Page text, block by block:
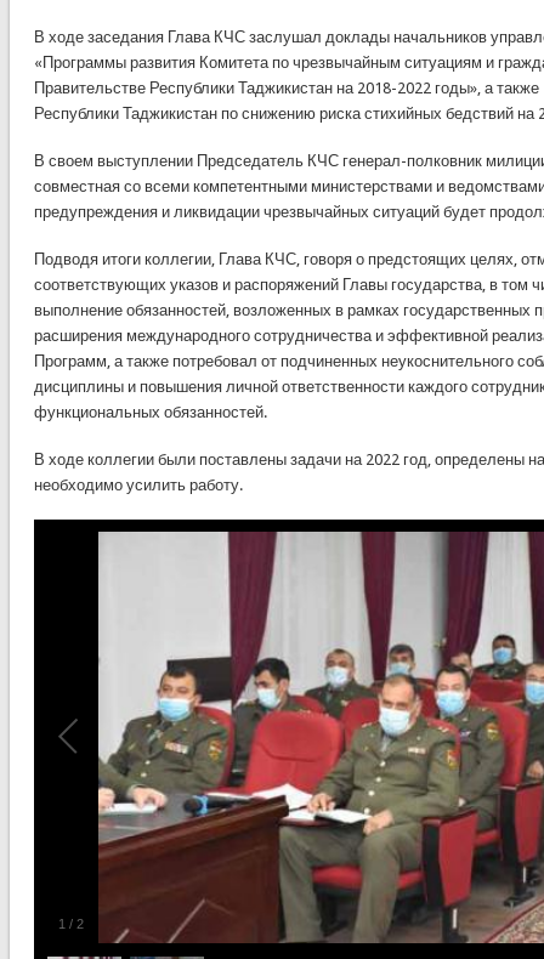
В ходе заседания Глава КЧС заслушал доклады начальников
«Программы развития Комитета по чрезвычайным ситуациям и
Правительстве Республики Таджикистан на 2018-2022 годы», а
Республики Таджикистан по снижению риска стихийных бедствий на
В своем выступлении Председатель КЧС генерал-полковник
совместная со всеми компетентными министерствами и
предупреждения и ликвидации чрезвычайных ситуаций будет
Подводя итоги коллегии, Глава КЧС, говоря о предстоящих целях,
соответствующих указов и распоряжений Главы государства, в том
выполнение обязанностей, возложенных в рамках государственных
расширения международного сотрудничества и эффективной
Программ, а также потребовал от подчиненных неукоснительного
дисциплины и повышения личной ответственности каждого
функциональных обязанностей.
В ходе коллегии были поставлены задачи на 2022 год, определены
необходимо усилить работу.
1 / 2